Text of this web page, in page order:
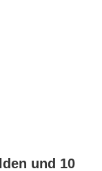
und 10